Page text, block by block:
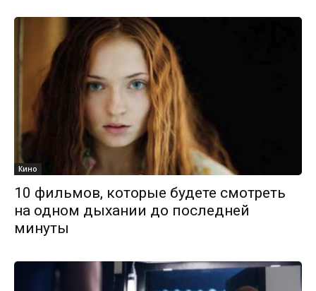
Кино
10 фильмов, которые будете смотреть
на одном дыхании до последней
минуты